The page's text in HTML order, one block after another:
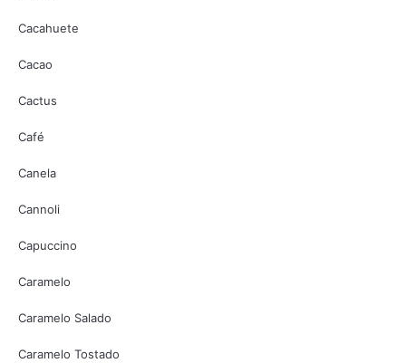
Cacahuete
Cacao
Cactus
Café
Canela
Cannoli
Capuccino
Caramelo
Caramelo Salado
Caramelo Tostado